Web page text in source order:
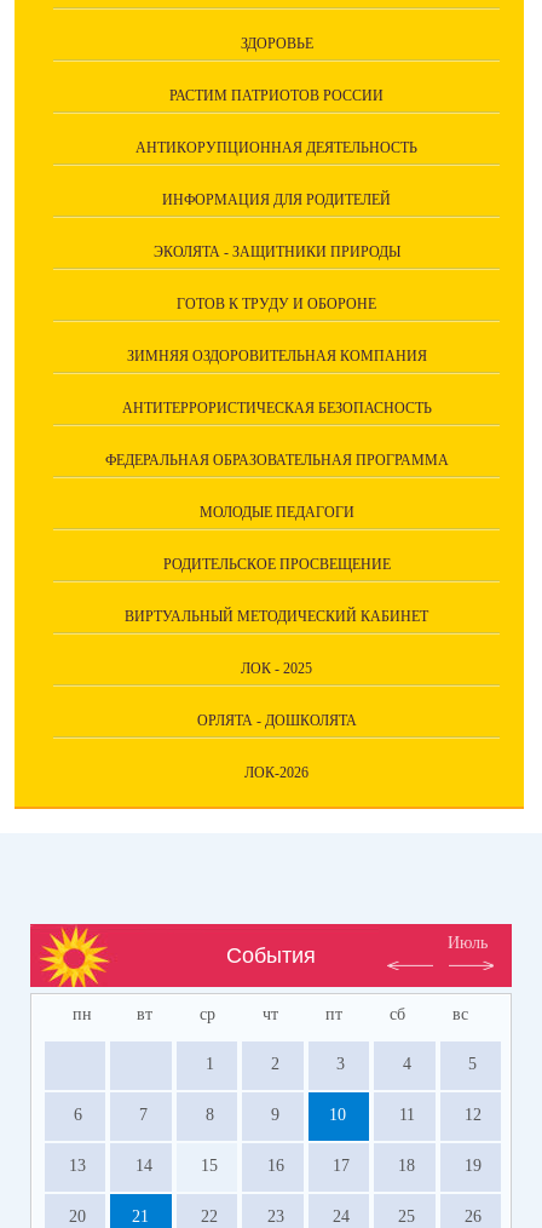
ЗДОРОВЬЕ
РАСТИМ ПАТРИОТОВ РОССИИ
АНТИКОРУПЦИОННАЯ ДЕЯТЕЛЬНОСТЬ
ИНФОРМАЦИЯ ДЛЯ РОДИТЕЛЕЙ
ЭКОЛЯТА - ЗАЩИТНИКИ ПРИРОДЫ
ГОТОВ К ТРУДУ И ОБОРОНЕ
ЗИМНЯЯ ОЗДОРОВИТЕЛЬНАЯ КОМПАНИЯ
АНТИТЕРРОРИСТИЧЕСКАЯ БЕЗОПАСНОСТЬ
ФЕДЕРАЛЬНАЯ ОБРАЗОВАТЕЛЬНАЯ ПРОГРАММА
МОЛОДЫЕ ПЕДАГОГИ
РОДИТЕЛЬСКОЕ ПРОСВЕЩЕНИЕ
ВИРТУАЛЬНЫЙ МЕТОДИЧЕСКИЙ КАБИНЕТ
ЛОК - 2025
ОРЛЯТА - ДОШКОЛЯТА
ЛОК-2026
События
Июль
пн вт ср чт пт сб вс
1 2 3 4 5
6 7 8 9 10 11 12
13 14 15 16 17 18 19
20 21 22 23 24 25 26